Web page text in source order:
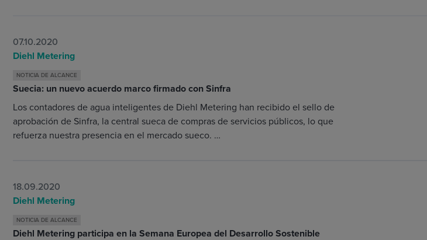
07.10.2020
Diehl Metering
NOTICIA DE ALCANCE
Suecia: un nuevo acuerdo marco firmado con Sinfra
Los contadores de agua inteligentes de Diehl Metering han recibido el sello de
aprobación de Sinfra, la central sueca de compras de servicios públicos, lo que
refuerza nuestra presencia en el mercado sueco. …
18.09.2020
Diehl Metering
NOTICIA DE ALCANCE
Diehl Metering participa en la Semana Europea del Desarrollo Sostenible